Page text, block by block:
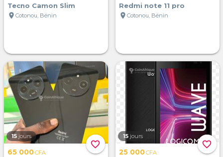
Tecno Camon Slim
location_on Cotonou, Bénin
Redmi note 11 pro
location_on Cotonou, Bénin
favorite_border
15 jours
65 000CFA
favorite_border
15 jours
25 000CFA